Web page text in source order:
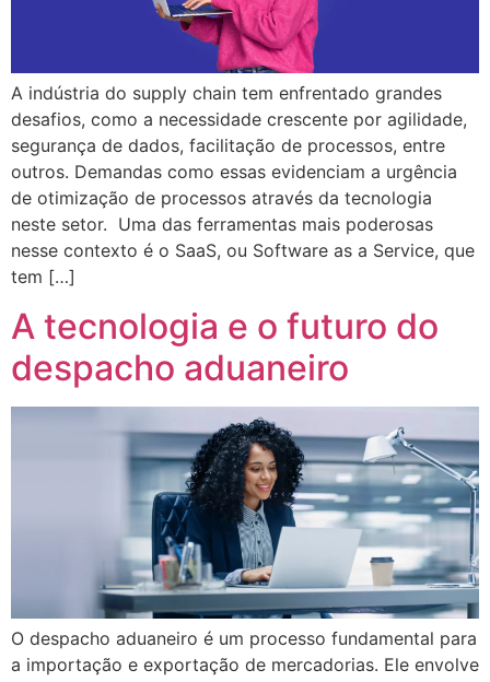
A indústria do supply chain tem enfrentado grandes
desafios, como a necessidade crescente por agilidade,
segurança de dados, facilitação de processos, entre
outros. Demandas como essas evidenciam a urgência
de otimização de processos através da tecnologia
neste setor. Uma das ferramentas mais poderosas
nesse contexto é o SaaS, ou Software as a Service, que
tem […]
A tecnologia e o futuro do
despacho aduaneiro
O despacho aduaneiro é um processo fundamental para
a importação e exportação de mercadorias. Ele envolve